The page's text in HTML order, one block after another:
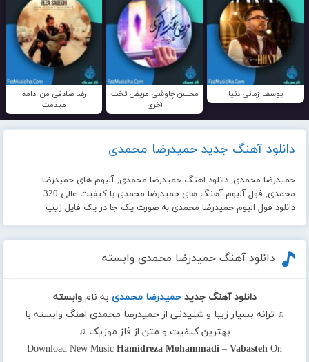
یوسف زمانی دنیا
محسن چاوشی مریض تخت
آخری
رضا صادقی من ادامه
میدمت
دانلود آهنگ جدید حمیدرضا محمدی
حمیدرضا محمدی, دانلود اهنگ حمیدرضا محمدی, آلبوم های حمیدرضا
محمدی, فول آلبوم آهنگ های حمیدرضا محمدی با کیفیت عالی 320
دانلود فول البوم حمیدرضا محمدی به صورت یک جا در یک فایل زیپ
دانلود آهنگ حمیدرضا محمدی وابسته
دانلود آهنگ جدید حمیدرضا محمدی به ناموابسته
♫ ترانه بسیار زیبا و شنیدنی از حمیدرضا محمدی اهنگ وابسته با
بهترین کیفیت و متن از فاز موزیک ♫
Download New Music Hamidreza Mohammadi – Vabasteh On